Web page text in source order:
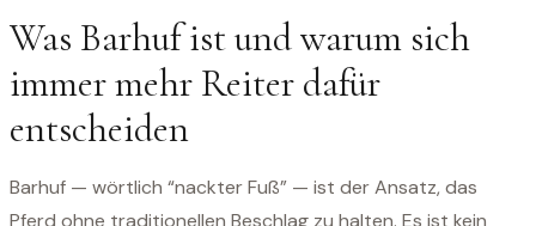
Was Barhuf ist und warum sich
immer mehr Reiter dafür
entscheiden
Barhuf — wörtlich “nackter Fuß” — ist der Ansatz, das
Pferd ohne traditionellen Beschlag zu halten. Es ist kein